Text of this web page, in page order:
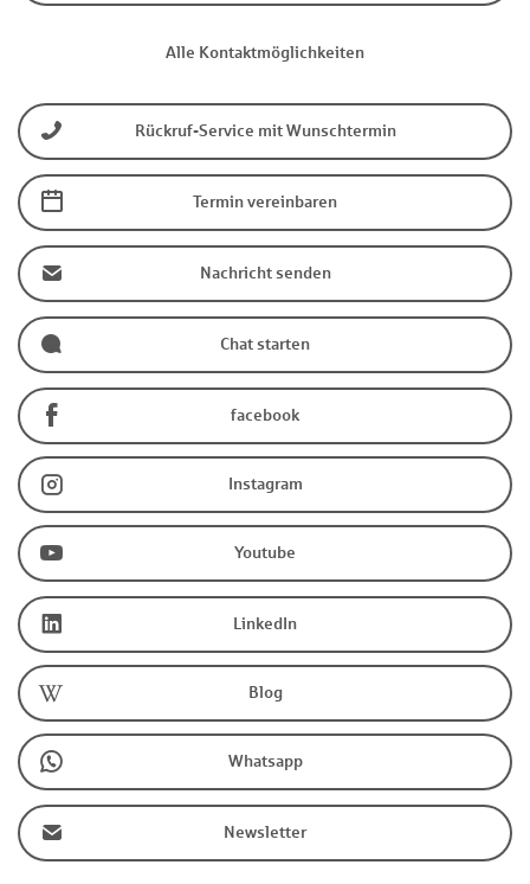
Alle Kontaktmöglichkeiten
Rückruf-Service mit Wunschtermin
Termin vereinbaren
Nachricht senden
Chat starten
facebook
Instagram
Youtube
LinkedIn
Blog
Whatsapp
Newsletter